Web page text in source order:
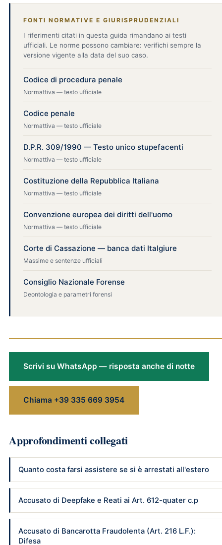
FONTI NORMATIVE E GIURISPRUDENZIALI
I riferimenti citati in questa guida rimandano ai testi
ufficiali. Le norme possono cambiare: verifichi sempre la
versione vigente alla data del suo caso.
Codice di procedura penale
Normattiva — testo ufficiale
Codice penale
Normattiva — testo ufficiale
D.P.R. 309/1990 — Testo unico stupefacenti
Normattiva — testo ufficiale
Costituzione della Repubblica Italiana
Normattiva — testo ufficiale
Convenzione europea dei diritti dell'uomo
Normattiva — testo ufficiale
Corte di Cassazione — banca dati Italgiure
Massime e sentenze ufficiali
Consiglio Nazionale Forense
Deontologia e parametri forensi
Scrivi su WhatsApp — risposta anche di notte
Chiama +39 335 669 3954
Approfondimenti collegati
Quanto costa farsi assistere se si è arrestati all'estero
Accusato di Deepfake e Reati ai Art. 612-quater c.p
Accusato di Bancarotta Fraudolenta (Art. 216 L.F.):
Difesa